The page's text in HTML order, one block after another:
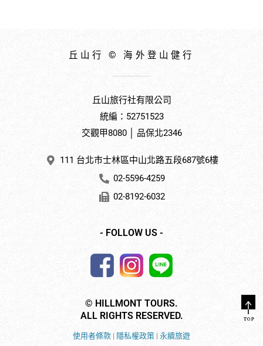
丘山行 © 海外登山健行
丘山旅行社有限公司
統編：52751523
交觀甲8080 │ 品保北2346
111 台北市士林區中山北路五段687號6樓
02-5596-4259
02-8192-6032
- FOLLOW US -
© HILLMONT TOURS.
ALL RIGHTS RESERVED.
使用者條款 | 隱私權政策 | 永續旅遊